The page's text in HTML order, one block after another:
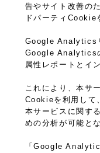
告やサイト改善の
ドパーティCookie
Google Analytics
Google Analytics
属性レポートとイ
これにより、本サ
Cookieを利用して
本サービスに関す
めの分析が可能と
「Google